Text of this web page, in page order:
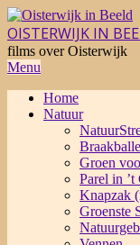
Skip
to
content
OISTERWIJK IN
films over Oisterwijk
Primary
Menu
Menu
Home
Natuur
Groen
Parel in ’t
Knapzak
Groenste